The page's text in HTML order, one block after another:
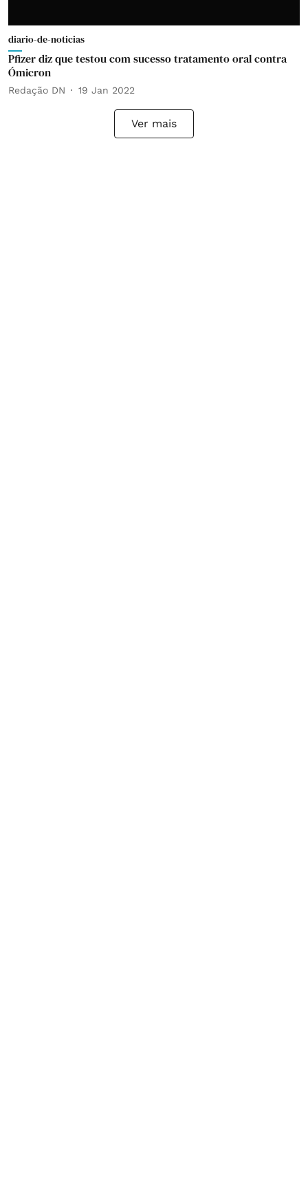
diario-de-noticias
Pfizer diz que testou com sucesso tratamento oral contra
Ómicron
Redação DN 19 Jan 2022
Ver mais